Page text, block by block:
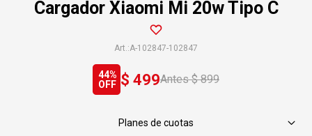
Cargador Xiaomi Mi 20w Tipo C
A-102847-102847
$ 499 $ 899
44
Planes de cuotas